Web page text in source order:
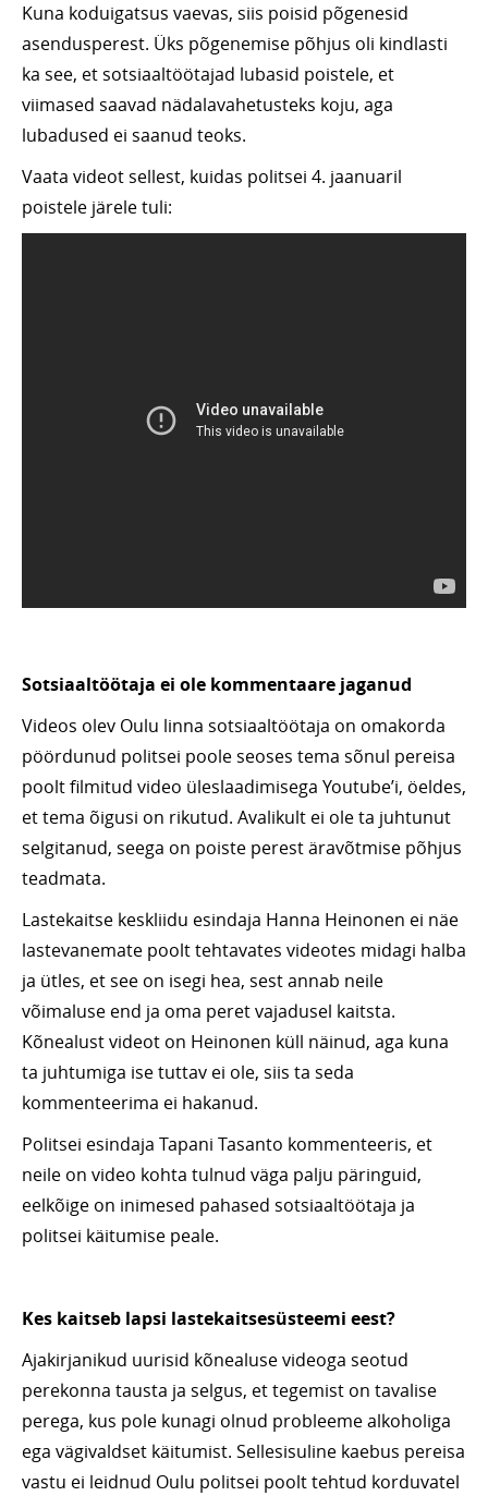
Kuna koduigatsus vaevas, siis poisid põgenesid
asendusperest. Üks põgenemise põhjus oli kindlasti
ka see, et sotsiaaltöötajad lubasid poistele, et
viimased saavad nädalavahetusteks koju, aga
lubadused ei saanud teoks.
Vaata videot sellest, kuidas politsei 4. jaanuaril
poistele järele tuli:
Sotsiaaltöötaja ei ole kommentaare jaganud
Videos olev Oulu linna sotsiaaltöötaja on omakorda
pöördunud politsei poole seoses tema sõnul pereisa
poolt filmitud video üleslaadimisega Youtube’i, öeldes,
et tema õigusi on rikutud. Avalikult ei ole ta juhtunut
selgitanud, seega on poiste perest äravõtmise põhjus
teadmata.
Lastekaitse keskliidu esindaja Hanna Heinonen ei näe
lastevanemate poolt tehtavates videotes midagi halba
ja ütles, et see on isegi hea, sest annab neile
võimaluse end ja oma peret vajadusel kaitsta.
Kõnealust videot on Heinonen küll näinud, aga kuna
ta juhtumiga ise tuttav ei ole, siis ta seda
kommenteerima ei hakanud.
Politsei esindaja Tapani Tasanto kommenteeris, et
neile on video kohta tulnud väga palju päringuid,
eelkõige on inimesed pahased sotsiaaltöötaja ja
politsei käitumise peale.
Kes kaitseb lapsi lastekaitsesüsteemi eest?
Ajakirjanikud uurisid kõnealuse videoga seotud
perekonna tausta ja selgus, et tegemist on tavalise
perega, kus pole kunagi olnud probleeme alkoholiga
ega vägivaldset käitumist. Sellesisuline kaebus pereisa
vastu ei leidnud Oulu politsei poolt tehtud korduvatel